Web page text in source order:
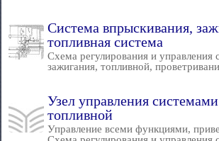
Система впрыскивания,
топливная система
Схема регулирования и управления
зажигания, топливной,
Узел управления
топливной
Управление всеми функциями,